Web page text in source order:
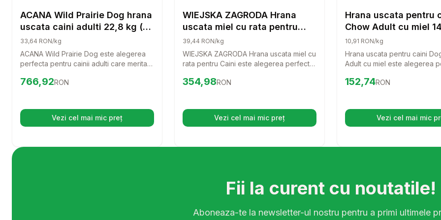
Hrana Uscata Caini
ACANA Wild Prairie Dog hrana
uscata caini adulti 22,8 kg (2
x 11,4 kg)
33,64 RON/kg
ACANA Wild Prairie Dog este alegerea
perfecta pentru cainii adulti care merita o
amestec delicios de ingrediente
tau.
Preț: 766.92 RON
766,92RON
Vezi cel mai mic preț(se deschide într-o filă nouă)
Hrana Uscata Caini
WIEJSKA ZAGRODA Hrana
uscata miel cu rata pentru
Caini, crochete S 9 kg
39,44 RON/kg
WIEJSKA ZAGRODA Hrana uscata miel cu
rata pentru Caini este alegerea perfecta
delicios si ingrediente de calitate,
Preț: 354.98 RON
354,98RON
Vezi cel mai mic preț(se deschide într-o filă nouă)
Hrana uscata pentru
Chow Adult cu miel
10,91 RON/kg
Hrana uscata pentru caini
Adult cu miel este alegerea
echilibrata cainelui tau. Cu un
viata activ si sanatos pentru
Preț:152.74
152,74RON
Vezi cel mai mic
(se
Fii la curent cu noutatile!
Aboneaza-te la newsletter-ul nostru pentru a primi ultimele